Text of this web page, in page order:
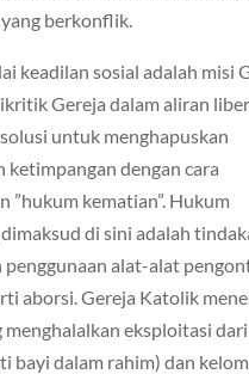
berkonflik.
keadilan sosial adalah misi
Gereja dalam aliran
untuk menghapuskan
ketimpangan dengan cara
”hukum kematian”. Hukum
di sini adalah
penggunaan alat-alat
aborsi. Gereja Katolik
menghalalkan eksploitasi dari
bayi dalam rahim) dan